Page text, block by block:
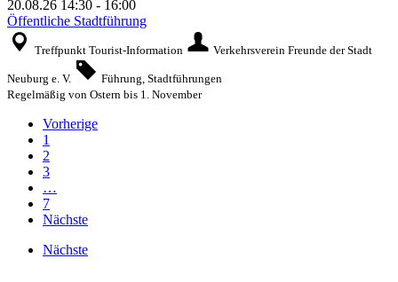
20.08.26 14:30 - 16:00
Öffentliche Stadtführung
Treffpunkt Tourist-Information Verkehrsverein Freunde der Stadt
Neuburg e. V.
Führung, Stadtführungen
Regelmäßig von Ostern bis 1. November
Vorherige
1
2
3
…
7
Nächste
Nächste